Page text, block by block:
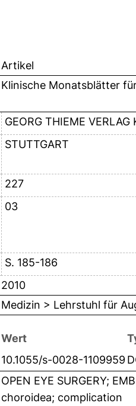
Artikel
Klinische Monatsblätter
GEORG THIEME VERLAG
STUTTGART
227
03
S. 185-186
2010
Medizin > Lehrstuhl für
Wert
10.1055/s-0028-1109959
OPEN EYE SURGERY;
choroidea; complication